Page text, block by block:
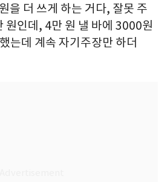
을 더 쓰게 하는 거다, 잘못 주
원인데, 4만 원 낼 바에 3000원
는데 계속 자기주장만 하더